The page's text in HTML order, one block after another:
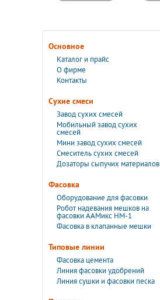
Основное
Каталог и прайс
О фирме
Контакты
Сухие смеси
Завод сухих смесей
Мобильный завод сухих
смесей
Мини завод сухих смесей
Смеситель сухих смесей
Дозаторы сыпучих материалов
Фасовка
Оборудование для фасовки
Робот надевания мешков на
фасовки ААМикс НМ-1
Фасовка в клапанные мешки
Типовые линии
Фасовка цемента
Линия фасовки удобрений
Линия сушки и фасовки песка